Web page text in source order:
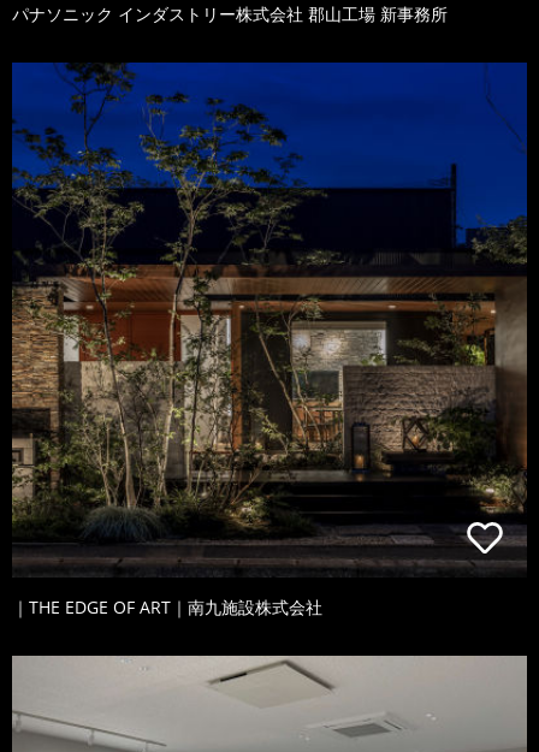
パナソニック インダストリー株式会社 郡山工場 新事務所
｜THE EDGE OF ART｜南九施設株式会社